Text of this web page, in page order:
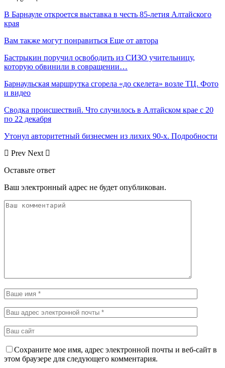
В Барнауле откроется выставка в честь 85-летия Алтайского
края
Вам также могут понравиться Еще от автора
Бастрыкин поручил освободить из СИЗО учительницу,
которую обвинили в совращении…
Барнаульская маршрутка сгорела «до скелета» возле ТЦ. Фото
и видео
Сводка происшествий. Что случилось в Алтайском крае с 20
по 22 декабря
Утонул авторитетный бизнесмен из лихих 90-х. Подробности
Prev Next
Оставьте ответ
Ваш электронный адрес не будет опубликован.
Сохраните мое имя, адрес электронной почты и веб-сайт в
этом браузере для следующего комментария.